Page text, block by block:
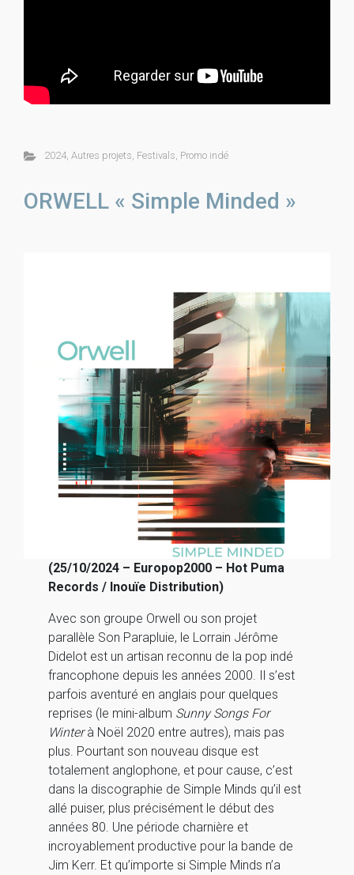
2024, Autres projets, Festivals, Promo indé
ORWELL « Simple Minded »
(25/10/2024 – Europop2000 – Hot Puma
Records / Inouïe Distribution)
Avec son groupe Orwell ou son projet
parallèle Son Parapluie, le Lorrain Jérôme
Didelot est un artisan reconnu de la pop indé
francophone depuis les années 2000. Il s’est
parfois aventuré en anglais pour quelques
reprises (le mini-album Sunny Songs For
Winterà Noël 2020 entre autres), mais pas
plus. Pourtant son nouveau disque est
totalement anglophone, et pour cause, c’est
dans la discographie de Simple Minds qu’il est
allé puiser, plus précisément le début des
années 80. Une période charnière et
incroyablement productive pour la bande de
Jim Kerr. Et qu’importe si Simple Minds n’a